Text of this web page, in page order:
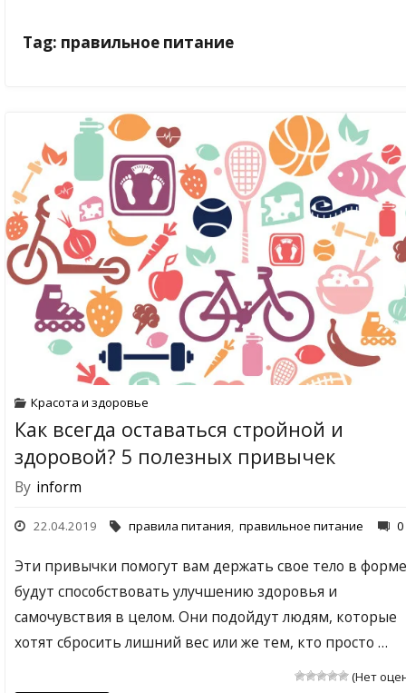
Tag: правильное питание
Красота и здоровье
Как всегда оставаться стройной и
здоровой? 5 полезных привычек
By inform
22.04.2019 правила питания, правильное питание 0
Эти привычки помогут вам держать свое тело в
будут способствовать улучшению здоровья и
самочувствия в целом. Они подойдут людям, которые
хотят сбросить лишний вес или же тем, кто просто …
(Нет